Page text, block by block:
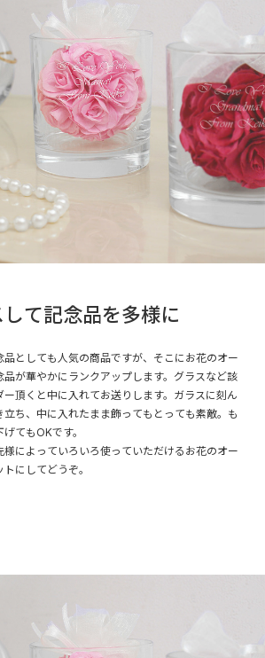
て記念品を多様に
品としても人気の商品ですが、そこにお花のオー
品が華やかにランクアップします。グラスなど該
頂くと中に入れてお送りします。ガラスに刻ん
ち、中に入れたまま飾ってもとっても素敵。も
てもOKです。
様によっていろいろ使っていただけるお花のオー
にしてどうぞ。